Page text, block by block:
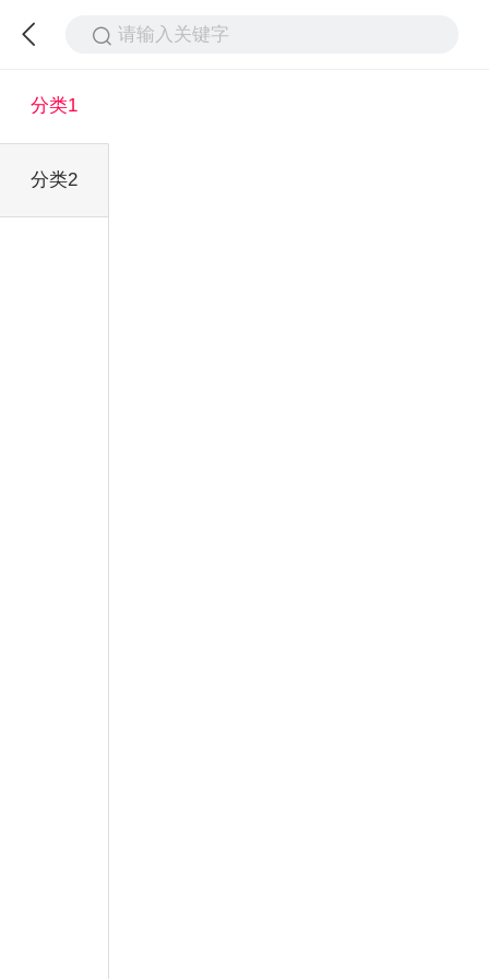
请输入关键字
分类1
分类2